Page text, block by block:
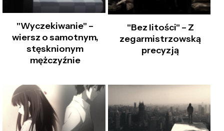
"Wyczekiwanie" –
wiersz o samotnym,
stęsknionym
mężczyźnie
"Bez litości" – Z
zegarmistrzowską
precyzją